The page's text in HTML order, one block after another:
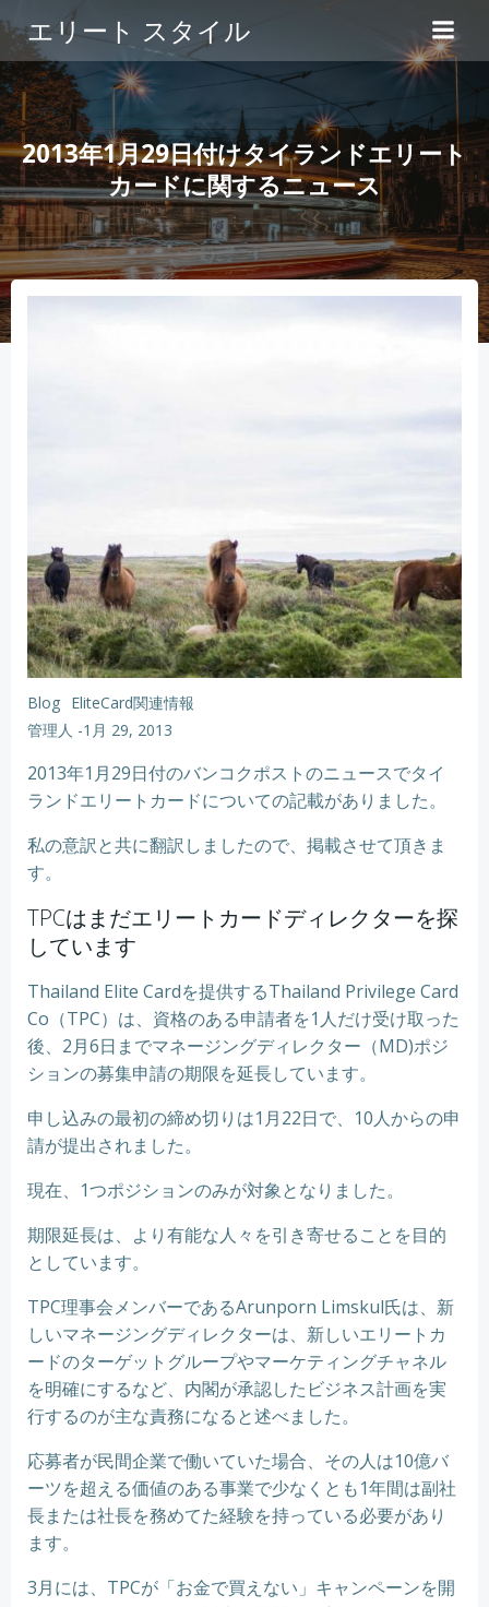
ン
テ
ツ
へ
ス
キ
ッ
プ
エリート スタイル
2013年1月29日付けタイランドエリート
カードに関するニュース
Blog EliteCard関連情報
管理人 -1月 29, 2013
2013年1月29日付のバンコクポストのニュースでタイ
ランドエリートカードについての記載がありました。
私の意訳と共に翻訳しましたので、掲載させて頂きま
す。
TPCはまだエリートカードディレクターを探
しています
Thailand Elite Cardを提供するThailand Privilege Card
Co（TPC）は、資格のある申請者を1人だけ受け取った
後、2月6日までマネージングディレクター（MD)ポジ
ションの募集申請の期限を延長しています。
申し込みの最初の締め切りは1月22日で、10人からの申
請が提出されました。
現在、1つポジションのみが対象となりました。
期限延長は、より有能な人々を引き寄せることを目的
としています。
TPC理事会メンバーであるArunporn Limskul氏は、新
しいマネージングディレクターは、新しいエリートカ
ードのターゲットグループやマーケティングチャネル
を明確にするなど、内閣が承認したビジネス計画を実
行するのが主な責務になると述べました。
応募者が民間企業で働いていた場合、その人は10億バ
ーツを超える価値のある事業で少なくとも1年間は副社
長または社長を務めてた経験を持っている必要があり
ます。
3月には、TPCが「お金で買えない」キャンペーンを開